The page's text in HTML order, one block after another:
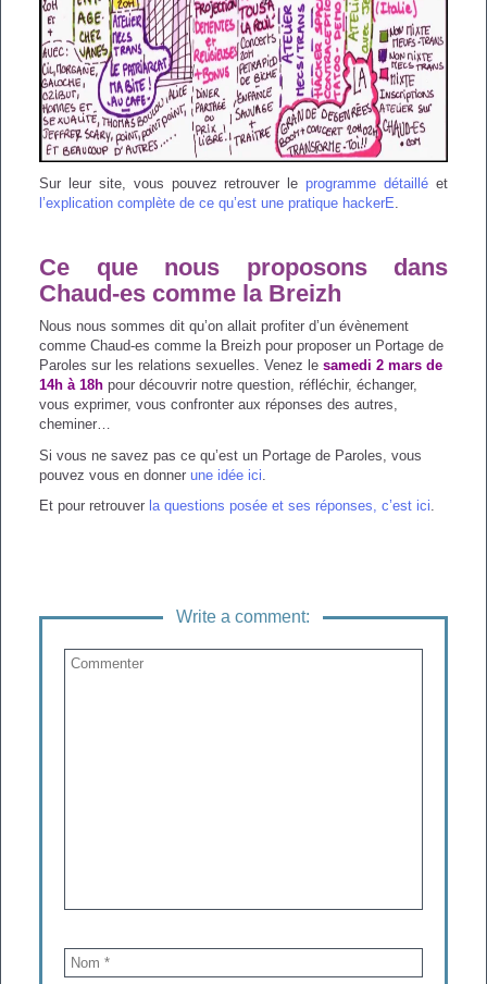
Sur leur site, vous pouvez retrouver leprogramme détaillé et
l’explication complète de ce qu’est une pratique hackerE
Ce que nous proposons dans
Chaud-es comme la Breizh
Nous nous sommes dit qu’on allait profiter d’un évènement
comme Chaud-es comme la Breizh pour proposer un Portage de
Paroles sur les relations sexuelles. Venez le samedi 2 mars de
14h à 18h pour découvrir notre question, réfléchir, échanger,
vous exprimer, vous confronter aux réponses des autres,
cheminer…
Si vous ne savez pas ce qu’est un Portage de Paroles, vous
pouvez vous en donner une idée ici
Et pour retrouver la questions posée et ses réponses, c’est ici.
Write a comment: